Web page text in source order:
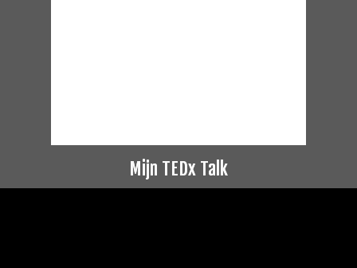
Mijn TEDx Talk